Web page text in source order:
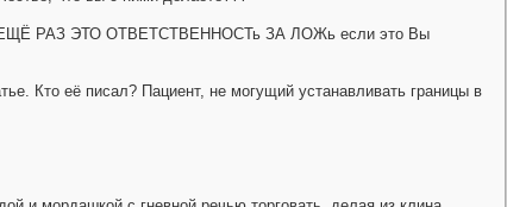
ЕЩЁ РАЗ ЭТО ОТВЕТСТВЕННОСТь ЗА ЛОЖь если это Вы
Кто её писал? Пациент, не могущий устанавливать границы в